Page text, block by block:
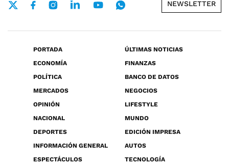
NEWSLETTER
PORTADA
ÚLTIMAS NOTICIAS
ECONOMÍA
FINANZAS
POLÍTICA
BANCO DE DATOS
MERCADOS
NEGOCIOS
OPINIÓN
LIFESTYLE
NACIONAL
MUNDO
DEPORTES
EDICIÓN IMPRESA
INFORMACIÓN GENERAL
AUTOS
ESPECTÁCULOS
TECNOLOGÍA